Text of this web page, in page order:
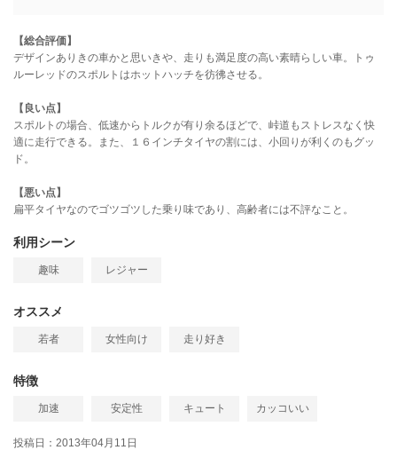
【総合評価】
デザインありきの車かと思いきや、走りも満足度の高い素晴らしい車。トゥ
ルーレッドのスポルトはホットハッチを彷彿させる。
【良い点】
スポルトの場合、低速からトルクが有り余るほどで、峠道もストレスなく快
適に走行できる。また、１６インチタイヤの割には、小回りが利くのもグッ
ド。
【悪い点】
扁平タイヤなのでゴツゴツした乗り味であり、高齢者には不評なこと。
利用シーン
趣味 レジャー
オススメ
若者 女性向け 走り好き
特徴
加速 安定性 キュート カッコいい
投稿日：2013年04月11日